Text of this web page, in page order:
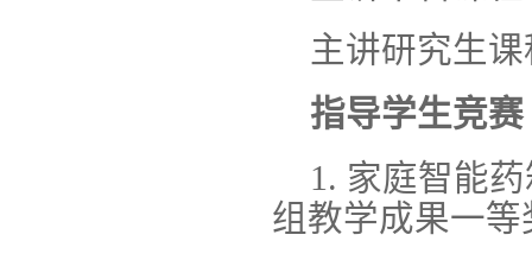
主讲研究生
指导学生竞赛
1. 家庭智能
组教学成果一